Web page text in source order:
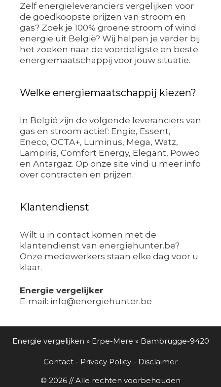
Zelf energieleveranciers vergelijken voor
de goedkoopste prijzen van stroom en
gas? Zoek je 100% groene stroom of wind
energie uit België? Wij helpen je verder bij
het zoeken naar de voordeligste en beste
energiemaatschappij voor jouw situatie.
Welke energiemaatschappij kiezen?
In België zijn de volgende leveranciers van
gas en stroom actief: Engie, Essent,
Eneco, OCTA+, Luminus, Mega, Watz,
Lampiris, Comfort Energy, Elegant, Poweo
en Antargaz. Op onze site vind u meer info
over contracten en prijzen.
Klantendienst
Wilt u in contact komen met de
klantendienst van energiehunter.be?
Onze medewerkers staan elke dag voor u
klaar.
Energie vergelijker
E-mail: info@energiehunter.be
Energie vergelijken » Erpe-Mere » Bambrugge-9420
Contact - Privacy Policy - Disclaimer
© 2026 // Alle rechten voorbehouden